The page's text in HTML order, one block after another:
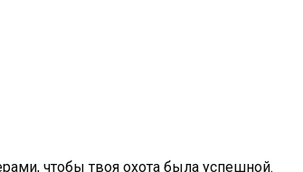
чтобы твоя охота была успешной.